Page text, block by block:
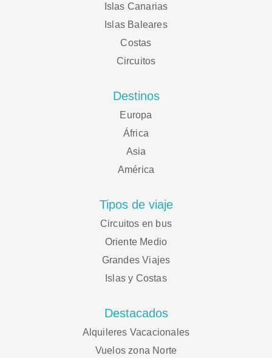
Islas Canarias
Islas Baleares
Costas
Circuitos
Destinos
Europa
África
Asia
América
Tipos de viaje
Circuitos en bus
Oriente Medio
Grandes Viajes
Islas y Costas
Destacados
Alquileres Vacacionales
Vuelos zona Norte